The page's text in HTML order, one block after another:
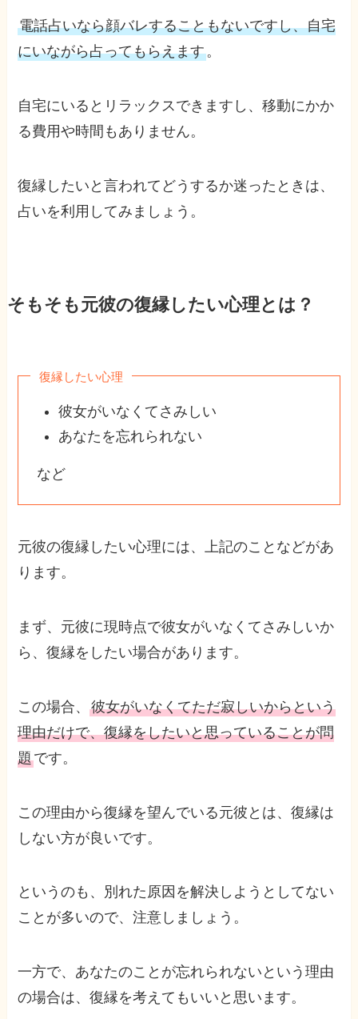
電話占いなら顔バレすることもないですし、自宅
にいながら占ってもらえます。
自宅にいるとリラックスできますし、移動にかか
る費用や時間もありません。
復縁したいと言われてどうするか迷ったときは、
占いを利用してみましょう。
そもそも元彼の復縁したい心理とは？
復縁したい心理
彼女がいなくてさみしい
あなたを忘れられない
など
元彼の復縁したい心理には、上記のことなどがあ
ります。
まず、元彼に現時点で彼女がいなくてさみしいか
ら、復縁をしたい場合があります。
この場合、彼女がいなくてただ寂しいからという
理由だけで、復縁をしたいと思っていることが問
題です。
この理由から復縁を望んでいる元彼とは、復縁は
しない方が良いです。
というのも、別れた原因を解決しようとしてない
ことが多いので、注意しましょう。
一方で、あなたのことが忘れられないという理由
の場合は、復縁を考えてもいいと思います。